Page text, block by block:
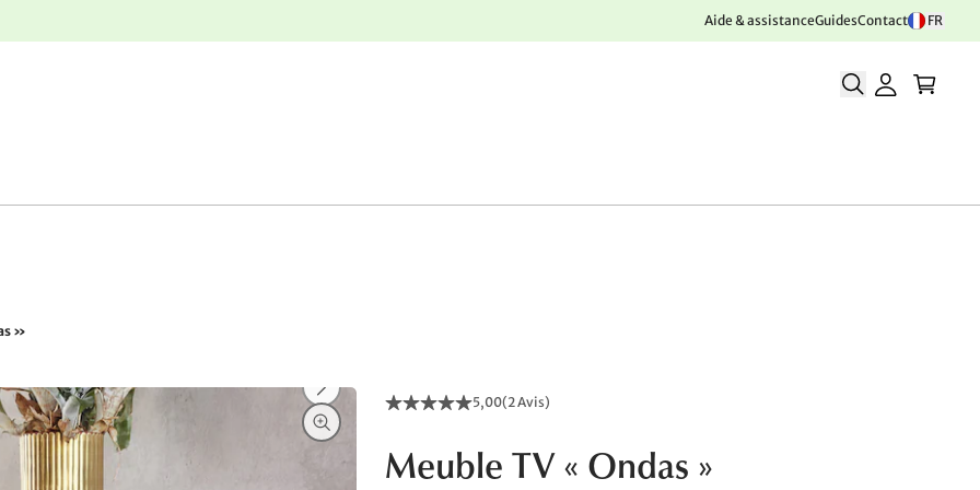
Aide & assistanceGuidesContact FR
»
5,00(2 Avis)
Meuble TV « Ondas »